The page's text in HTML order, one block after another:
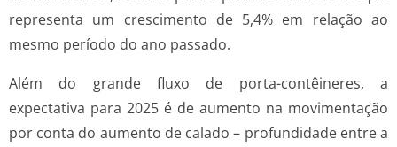
representa um crescimento de 5,4% em relação ao
mesmo período do ano passado.
Além do grande fluxo de porta-contêineres, a
expectativa para 2025 é de aumento na movimentação
por conta do aumento de calado – profundidade entre a